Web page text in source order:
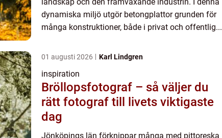
dynamiska miljö utgör betongplattor grunden för
många konstruktioner, både i privat och offentlig...
01 augusti 2026 Karl Lindgren
inspiration
Bröllopsfotograf – så väljer du
rätt fotograf till livets viktigaste
dag
Jönköpings län förknippar många med pittoreska